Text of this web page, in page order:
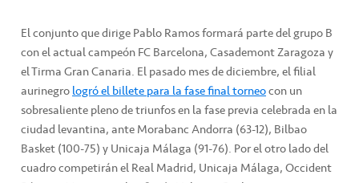
El conjunto que dirige Pablo Ramos formará parte del grupo B
con el actual campeón FC Barcelona, Casademont Zaragoza y
el Tirma Gran Canaria. El pasado mes de diciembre, el filial
aurinegrologró el billete para la fase final torneocon un
sobresaliente pleno de triunfos en la fase previa celebrada en la
ciudad levantina, anteMorabanc Andorra (63-12), Bilbao
Basket (100-75) y Unicaja Málaga (91-76). Por el otro lado del
cuadro competirán el Real Madrid, Unicaja Málaga, Occident